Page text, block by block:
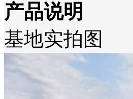
产品说明
基地实拍图